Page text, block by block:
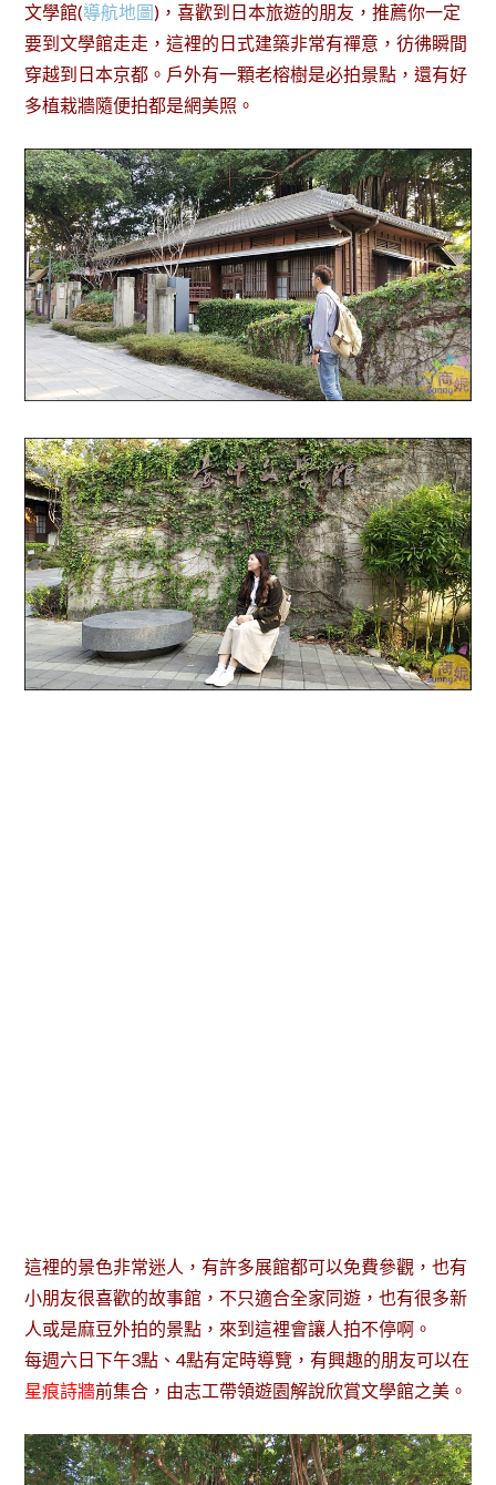
文學館(導航地圖)，喜歡到日本旅遊的朋友，推薦你一定
要到文學館走走，這裡的日式建築非常有禪意，彷彿瞬間
穿越到日本京都。戶外有一顆老榕樹是必拍景點，還有好
多植栽牆隨便拍都是網美照。
這裡的景色非常迷人，有許多展館都可以免費參觀，也有
小朋友很喜歡的故事館，不只適合全家同遊，也有很多新
人或是麻豆外拍的景點，來到這裡會讓人拍不停啊。
每週六日下午3點、4點有定時導覽，有興趣的朋友可以在
星痕詩牆前集合，由志工帶領遊園解說欣賞文學館之美。